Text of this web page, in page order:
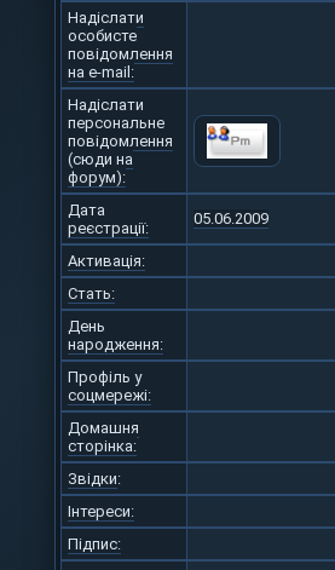
Надіслати
особисте
повідомлення
на e-mail:
Надіслати
персональне
повідомлення
(сюди на
форум):
Дата
реєстрації:
05.06.2009
Активація:
Стать:
День
народження:
Профіль у
соцмережі:
Домашня
сторінка:
Звідки:
Інтереси:
Підпис: